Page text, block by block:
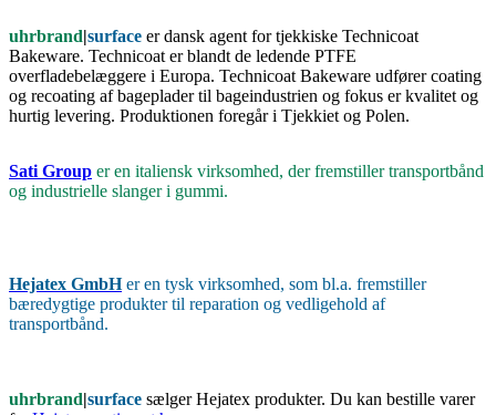
uhrbrand|surface er dansk agent for tjekkiske Technicoat
Bakeware. Technicoat er blandt de ledende PTFE
overfladebelæggere i Europa. Technicoat Bakeware udfører coating
og recoating af bageplader til bageindustrien og fokus er kvalitet og
hurtig levering. Produktionen foregår i Tjekkiet og Polen.
Sati Group er en italiensk virksomhed, der fremstiller transportbånd
og industrielle slanger i gummi.
Hejatex GmbH er en tysk virksomhed, som bl.a. fremstiller
bæredygtige produkter til reparation og vedligehold af
transportbånd.
uhrbrand|surface sælger Hejatex produkter. Du kan bestille varer